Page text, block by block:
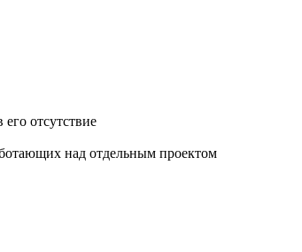
отсутствие
над отдельным проектом